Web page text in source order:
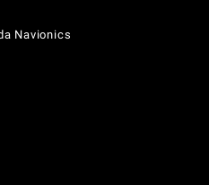
Navionics